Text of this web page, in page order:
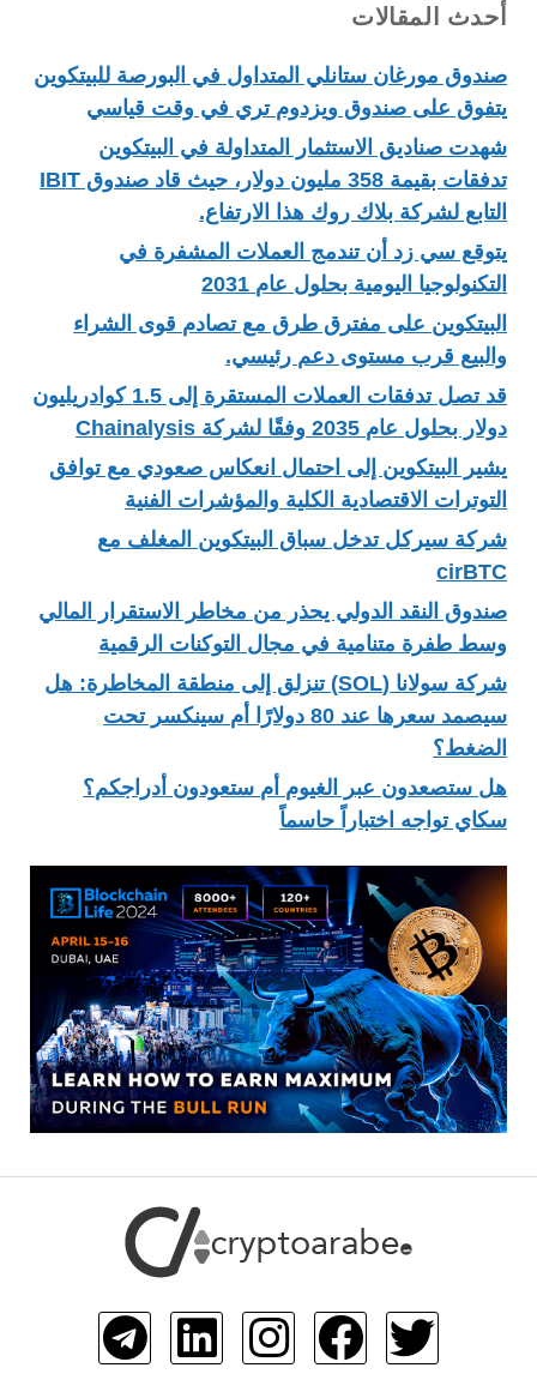
أحدث المقالات
صندوق مورغان ستانلي المتداول في البورصة للبيتكوين
يتفوق على صندوق ويزدوم تري في وقت قياسي
شهدت صناديق الاستثمار المتداولة في البيتكوين
تدفقات بقيمة 358 مليون دولار، حيث قاد صندوق IBIT
التابع لشركة بلاك روك هذا الارتفاع.
يتوقع سي زد أن تندمج العملات المشفرة في
التكنولوجيا اليومية بحلول عام 2031
البيتكوين على مفترق طرق مع تصادم قوى الشراء
والبيع قرب مستوى دعم رئيسي.
قد تصل تدفقات العملات المستقرة إلى 1.5 كوادريليون
دولار بحلول عام 2035 وفقًا لشركة Chainalysis
يشير البيتكوين إلى احتمال انعكاس صعودي مع توافق
التوترات الاقتصادية الكلية والمؤشرات الفنية
شركة سيركل تدخل سباق البيتكوين المغلف مع
cirBTC
صندوق النقد الدولي يحذر من مخاطر الاستقرار المالي
وسط طفرة متنامية في مجال التوكنات الرقمية
شركة سولانا (SOL) تنزلق إلى منطقة المخاطرة: هل
سيصمد سعرها عند 80 دولارًا أم سينكسر تحت
الضغط؟
هل ستصعدون عبر الغيوم أم ستعودون أدراجكم؟
سكاي تواجه اختباراً حاسماً